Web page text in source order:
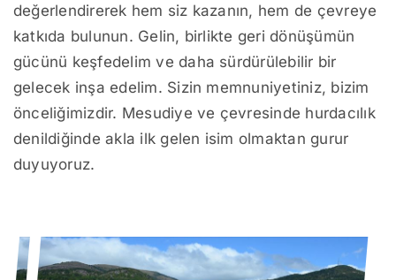
değerlendirerek hem siz kazanın, hem de çevreye
katkıda bulunun. Gelin, birlikte geri dönüşümün
gücünü keşfedelim ve daha sürdürülebilir bir
gelecek inşa edelim. Sizin memnuniyetiniz, bizim
önceliğimizdir. Mesudiye ve çevresinde hurdacılık
denildiğinde akla ilk gelen isim olmaktan gurur
duyuyoruz.